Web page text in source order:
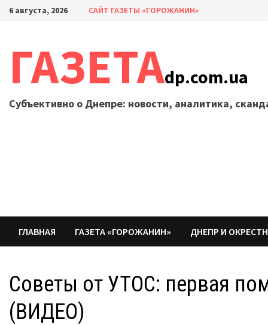
Перейти
6 августа, 2026 САЙТ ГАЗЕТЫ «ГОРОЖАНИН»
ГАЗЕТАdp.com.ua
Субъективно о Днепре: новости, аналитика,
ГЛАВНАЯ ГАЗЕТА «ГОРОЖАНИН» ДНЕПР И
Советы от УТОС: первая
(ВИДЕО)